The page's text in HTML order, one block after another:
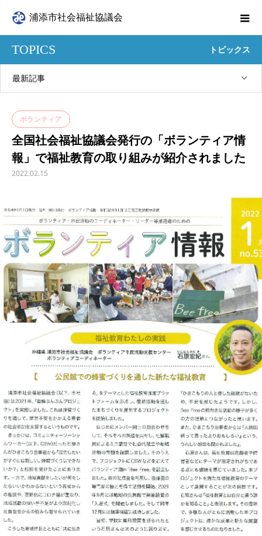
浦添市社会福祉協議会
TOPICS トピックス
最新記事
ボランティア
全国社会福祉協議会発行の「ボランティア情
報」で福祉教育の取り組みが紹介されました
2022.02.15